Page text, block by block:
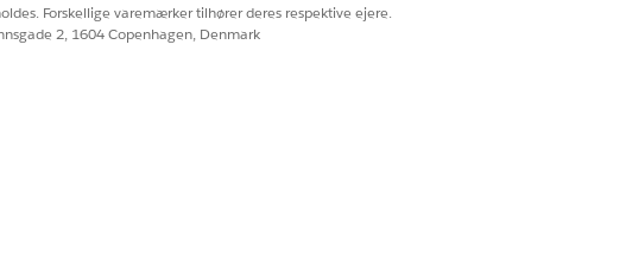
ved brug af
med Procesoverensstemmelsesnavigator, så
Forskellige varemærker tilhører deres respektive ejere.
2, 1604 Copenhagen, Denmark